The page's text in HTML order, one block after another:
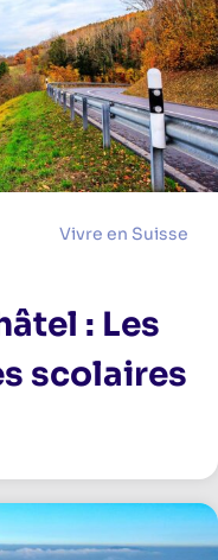
Vivre en Suisse
: Les
scolaires